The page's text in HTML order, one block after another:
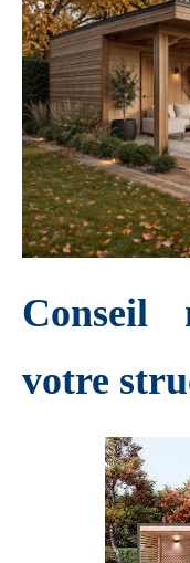
Conseil
votre